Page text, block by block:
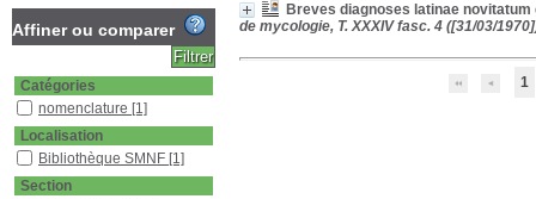
Breves diagnoses latinae
de mycologie, T. XXXIV fasc. 4 ([31/03/
1
Affiner ou comparer
Catégories
nomenclature [1]
Localisation
Bibliothèque SMNF [1]
Section